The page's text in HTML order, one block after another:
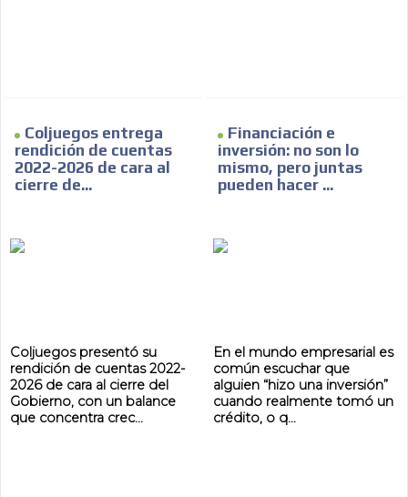
Coljuegos entrega
rendición de cuentas
2022-2026 de cara al
cierre de...
Coljuegos presentó su
rendición de cuentas 2022-
2026 de cara al cierre del
Gobierno, con un balance
que concentra crec...
Financiación e
inversión: no son lo
mismo, pero juntas
pueden hacer ...
En el mundo empresarial es
común escuchar que
alguien “hizo una inversión”
cuando realmente tomó un
crédito, o q...